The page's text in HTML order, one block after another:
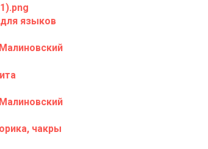
языков
чакры